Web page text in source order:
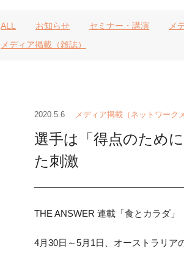
ALL お知らせ セミナー・講演 メ
メディア掲載（雑誌）
2020.5.6 メディア掲載（ネットワーク
選手は「得点のため
た刺激
THE ANSWER 連載「食とカラダ」
4月30日～5月1日、オーストラリア